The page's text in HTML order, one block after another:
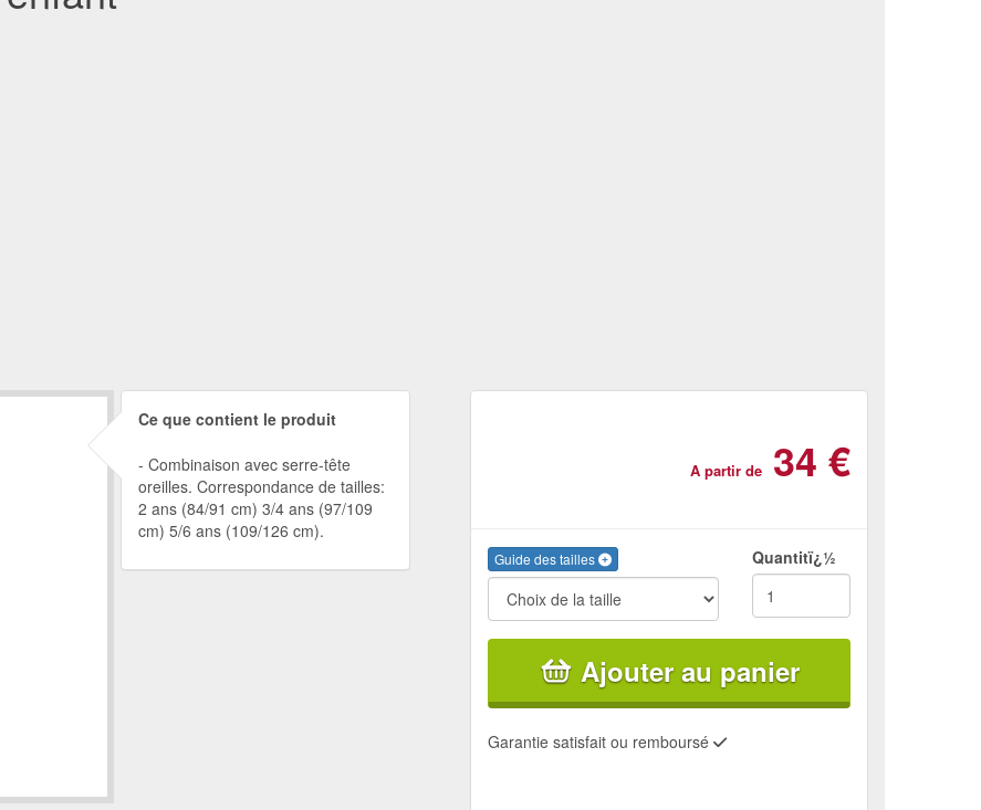
Ce que contient le produit
Combinaison avec serre-tête
oreilles. Correspondance de tailles:
2 ans (84/91 cm) 3/4 ans (97/109
cm) 5/6 ans (109/126 cm).
A partir de 34 €
Guide des tailles Quantitï¿½
Ajouter au panier
Garantie satisfait ou remboursé